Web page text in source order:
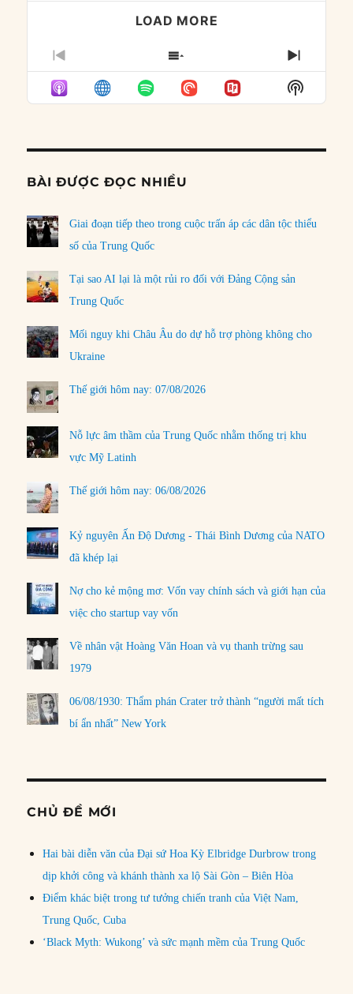
LOAD MORE
PREVIOUS
EPISODE
SHOW
EPISODES
LIST
NEXT
Show
Podcast
BÀI ĐƯỢC ĐỌC NHIỀU
Giai đoạn tiếp theo trong cuộc trấn áp các dân tộc thiểu
số của Trung Quốc
Tại sao AI lại là một rủi ro đối với Đảng Cộng sản
Trung Quốc
Mối nguy khi Châu Âu do dự hỗ trợ phòng không cho
Ukraine
Thế giới hôm nay: 07/08/2026
Nỗ lực âm thầm của Trung Quốc nhằm thống trị khu
vực Mỹ Latinh
Thế giới hôm nay: 06/08/2026
Kỷ nguyên Ấn Độ Dương - Thái Bình Dương của NATO
đã khép lại
Nợ cho kẻ mộng mơ: Vốn vay chính sách và giới hạn của
việc cho startup vay vốn
Về nhân vật Hoàng Văn Hoan và vụ thanh trừng sau
1979
06/08/1930: Thẩm phán Crater trở thành “người mất tích
bí ẩn nhất” New York
CHỦ ĐỀ MỚI
Hai bài diễn văn của Đại sứ Hoa Kỳ Elbridge Durbrow trong
dịp khởi công và khánh thành xa lộ Sài Gòn – Biên Hòa
Điểm khác biệt trong tư tưởng chiến tranh của Việt Nam,
Trung Quốc, Cuba
‘Black Myth: Wukong’ và sức mạnh mềm của Trung Quốc